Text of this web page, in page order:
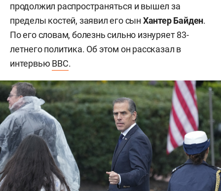
продолжил распространяться и вышел за
пределы костей, заявил его сын Хантер Байден.
По его словам, болезнь сильно изнуряет 83-
летнего политика. Об этом он рассказал в
интервью BBC.